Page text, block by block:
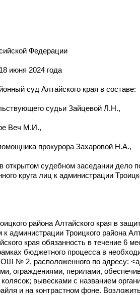
Федерации
июня 2024 года
суд Алтайского края в составе:
судьи Зайцевой Л.Н.,
Веч М.И.,
прокурора Захаровой Н.А.,
открытом судебном заседании дело
круга лиц к администрации
района Алтайского края в
к администрации Троицкого района
края обязанность в течение 6
бюджетного процесса в
№ 2, расположенного по адресу:
ограждениями, перилами,
вывесками с названием
и на контрастном фоне.